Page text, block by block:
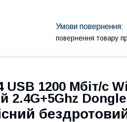
повернення товару
1200 Мбіт/с
2.4G+5Ghz